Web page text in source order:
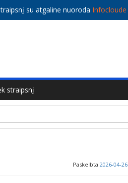
su atgaline nuoroda Infocloude
straipsnį
Paskelbta 2026-04-26